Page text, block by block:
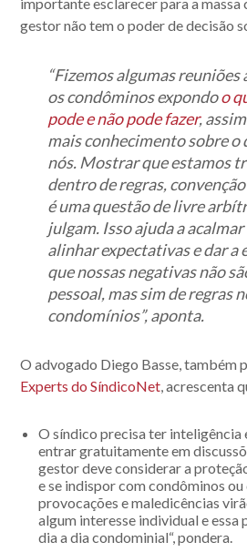
importante esclarecer para a massa
gestor não tem o poder de decisão
“Fizemos algumas reuniões
os condôminos expondoo
pode e não pode fazer,
mais conhecimento sobre o
nós. Mostrar que estamos
dentro de regras, convenção
é uma questão de livre
julgam. Isso ajuda a
alinhar expectativas e dar a
que nossas negativas não
pessoal, mas sim de regras
condomínios”, aponta.
O advogado Diego Basse, também
Experts do SíndicoNet, acrescenta
O síndico precisa ter inteligência
entrar gratuitamente em
gestor deve considerar a
e se indispor com condôminos ou
provocações e maledicências
algum interesse individuale essa
dia a dia condominial“, pondera.